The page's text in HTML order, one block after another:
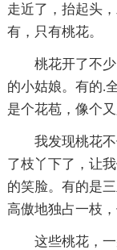
走近了，抬起头
有，只有桃花。
桃花开了不
的小姑娘。有的.
是个花苞，像个
我发现桃花
了枝丫下了，让
的笑脸。有的是
高傲地独占一枝
这些桃花，